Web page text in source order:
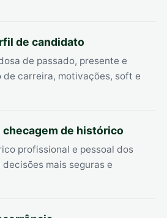
de candidato
de passado, presente e
de carreira, motivações, soft e
checagem de histórico
profissional e pessoal dos
mais seguras e